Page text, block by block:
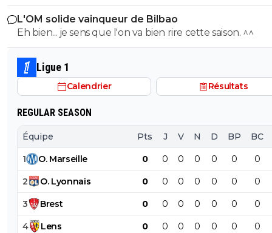
isak l année dernière, ils veulent pas refaire la même
joueurs comme AMN et Tessman joue tout les
L'OM solide vainqueur de Bilbao
Eh bien... je sens que l'on va bien rire cette saison. ^^
Ligue 1
Calendrier Résultats
REGULAR SEASON
Équipe Pts J V N D BP BC
1 O. Marseille 0 0 0 0 0 0 0
2 O. Lyonnais 0 0 0 0 0 0 0
3 Brest 0 0 0 0 0 0 0
4 Lens 0 0 0 0 0 0 0